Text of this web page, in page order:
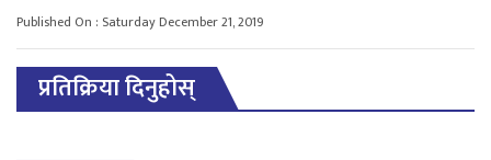
Published On : Saturday December 21, 2019
प्रतिक्रिया दिनुहोस्